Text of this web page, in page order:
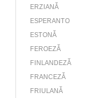
ERZIANĂ
ESPERANTO
ESTONĂ
FEROEZĂ
FINLANDEZĂ
FRANCEZĂ
FRIULANĂ